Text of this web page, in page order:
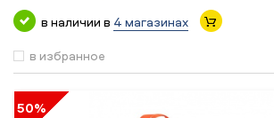
в наличии в 4 магазинах
в избранное
50%